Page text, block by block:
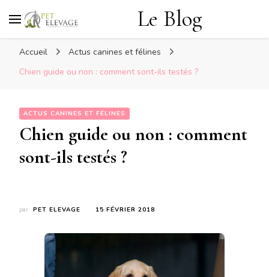
Le Blog
Accueil
Actus canines et félines
Chien guide ou non : comment sont-ils testés ?
ACTUS CANINES ET FÉLINES
Chien guide ou non : comment
sont-ils testés ?
par PET ELEVAGE 15 FÉVRIER 2018